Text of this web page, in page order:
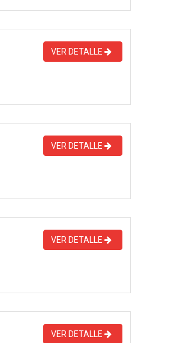
VER DETALLE
VER DETALLE
VER DETALLE
VER DETALLE